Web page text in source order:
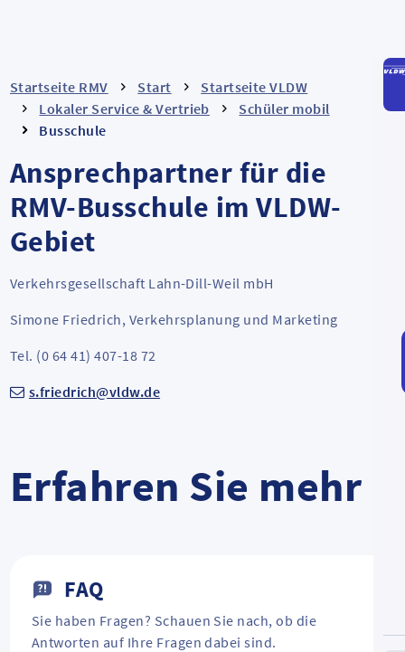
Startseite RMV Start
Startseite VLDW
Lokaler Service & Vertrieb
Schüler mobil
Busschule
Ansprechpartner für die
RMV-Busschule im VLDW-
Gebiet
Verkehrsgesellschaft Lahn-Dill-Weil mbH
Simone Friedrich, Verkehrsplanung und Marketing
Tel. (0 64 41) 407-18 72
s.friedrich@vldw.de
Erfahren Sie mehr
FAQ
Sie haben Fragen? Schauen Sie nach, ob die
Antworten auf Ihre Fragen dabei sind.